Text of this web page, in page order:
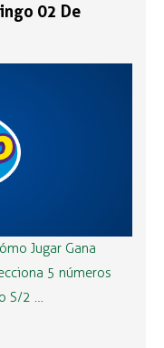
02 De
Jugar Gana
5 números
S/2 …